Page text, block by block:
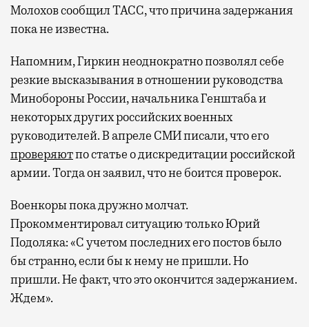
Молохов сообщил ТАСС, что причина задержания
пока не известна.
Напомним, Гиркин неоднократно позволял себе
резкие высказывания в отношении руководства
Минобороны России, начальника Генштаба и
некоторых других российских военных
руководителей. В апреле СМИ писали, что его
проверяютпо статье о дискредитации российской
армии. Тогда он заявил, что не боится проверок.
Военкоры пока дружно молчат.
Прокомментировал ситуацию только Юрий
Подоляка: «С учетом последних его постов было
бы странно, если бы к нему не пришли. Но
пришли. Не факт, что это окончится задержанием.
Ждем».